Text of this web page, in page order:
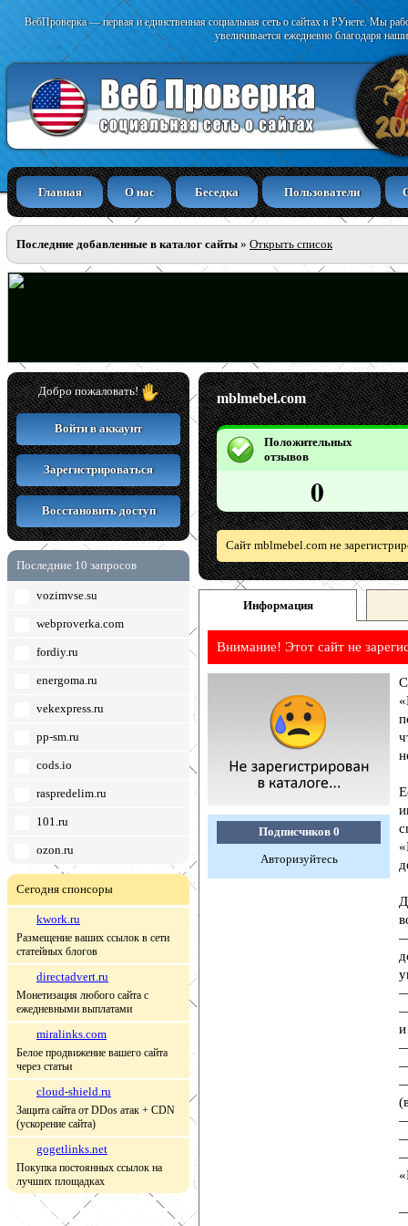
ВебПроверка — первая и единственная социальная сеть о сайтах в РУнете. Мы
увеличивается ежедневно благодаря
Главная О нас Беседка Пользователи
Последние добавленные в каталог сайты » Открыть список
Добро пожаловать!
Войти в аккаунт
Зарегистрироваться
Восстановить доступ
Последние 10 запросов
vozimvse.su
webproverka.com
fordiy.ru
energoma.ru
vekexpress.ru
pp-sm.ru
cods.io
raspredelim.ru
101.ru
ozon.ru
Сегодня спонсоры
kwork.ru
Размещение ваших ссылок в сети
статейных блогов
directadvert.ru
Монетизация любого сайта с
ежедневными выплатами
miralinks.com
Белое продвижение вашего сайта
через статьи
cloud-shield.ru
Защита сайта от DDos атак + CDN
(ускорение сайта)
gogetlinks.net
Покупка постоянных ссылок на
лучших площадках
mblmebel.com
Положительных
отзывов
0
Сайт mblmebel.com не
Информация
Внимание! Этот сайт не
Подписчиков 0
Авторизуйтесь